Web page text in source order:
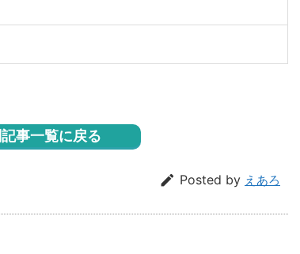
事一覧に戻る
 Posted by えあろ